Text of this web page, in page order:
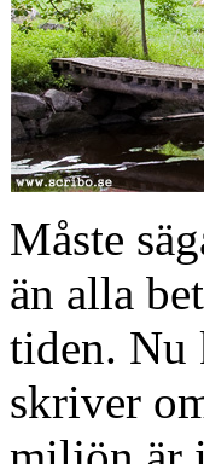
Måste
än alla
tiden. Nu
skriver